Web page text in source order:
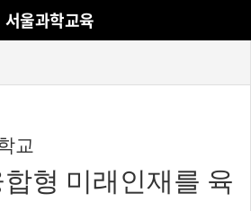
서울과학교육
교
형 미래인재를 육